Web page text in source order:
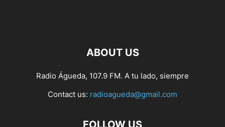
ABOUT US
Radio Águeda, 107.9 FM. A tu lado, siempre
Contact us: radioagueda@gmail.com
FOLLOW US